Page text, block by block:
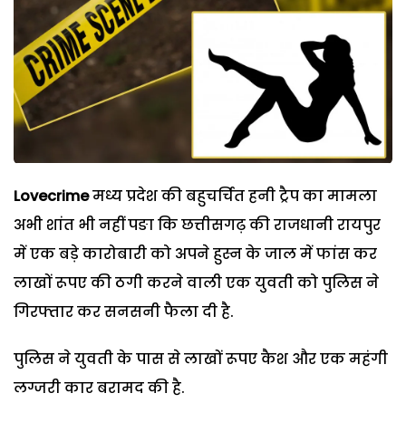
Lovecrimeमध्य प्रदेश की बहुचर्चित हनी ट्रैप का मामला
अभी शांत भी नहीं पङा कि छत्तीसगढ़ की राजधानी रायपुर
में एक बड़े कारोबारी को अपने हुस्न के जाल में फांस कर
लाखों रूपए की ठगी करने वाली एक युवती को पुलिस ने
गिरफ्तार कर सनसनी फैला दी है.
पुलिस ने युवती के पास से लाखों रूपए कैश और एक महंगी
लग्जरी कार बरामद की है.